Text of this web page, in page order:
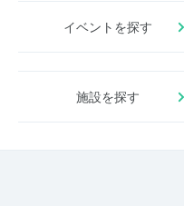
イベントを探す
施設を探す